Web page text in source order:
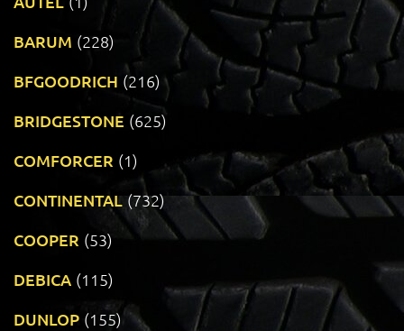
BARUM (228)
BFGOODRICH (216)
BRIDGESTONE (625)
COMFORCER (1)
CONTINENTAL (732)
COOPER (53)
DEBICA (115)
DUNLOP (155)